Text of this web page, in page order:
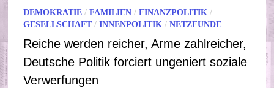
DEMOKRATIE /FAMILIEN /FINANZPOLITIK /
GESELLSCHAFT/INNENPOLITIK /NETZFUNDE
Reiche werden reicher, Arme zahlreicher,
Deutsche Politik forciert ungeniert soziale
Verwerfungen